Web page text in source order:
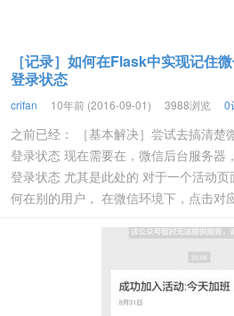
［记录］如何在Flask中实现记住
登录状态
crifan 10年前 (2016-09-01) 3988浏览 0
之前已经： ［基本解决］尝试去搞清楚
登录状态 现在需要在，微信后台服务器
登录状态 尤其是此处的 对于一个活动
何在别的用户， 在微信环境下，点击对